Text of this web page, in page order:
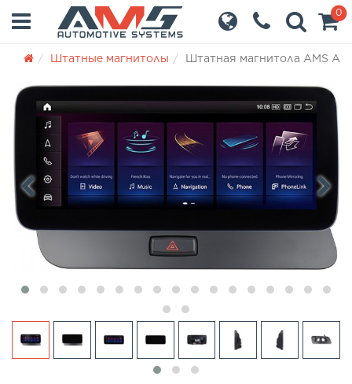
0
Штатные магнитолы Штатная магнитола AMS
‹ ›